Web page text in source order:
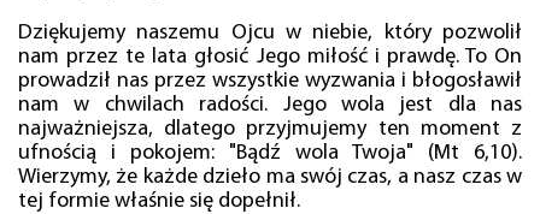
Dziękujemy naszemu Ojcu w niebie, który pozwolił
nam przez te lata głosić Jego miłość i prawdę. To On
prowadził nas przez wszystkie wyzwania i błogosławił
nam w chwilach radości. Jego wola jest dla nas
najważniejsza, dlatego przyjmujemy ten moment z
ufnością i pokojem: "Bądź wola Twoja" (Mt 6,10).
Wierzymy, że każde dzieło ma swój czas, a nasz czas w
tej formie właśnie się dopełnił.